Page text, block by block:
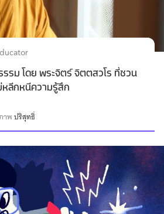
ธรรม โดย พระจิตร์ จิตตสวโร ที่ชวน
หลีกหนีความรู้สึก
าพปริสุทธิ์